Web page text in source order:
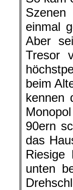
Szenen
einmal
Aber
Tresor
beim
kennen
90ern
das
Riesige
unten